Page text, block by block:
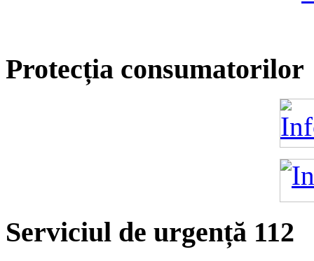
Protecția consumatorilor
Serviciul de urgență 112